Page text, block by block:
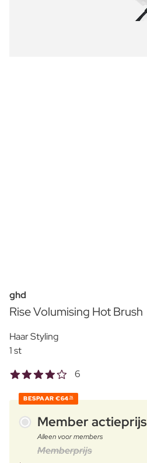
ghd
Rise Volumising Hot Brush
Haar Styling
1 st
6
BESPAAR €64 76
Member actieprijs
Alleen voor members
Memberprijs